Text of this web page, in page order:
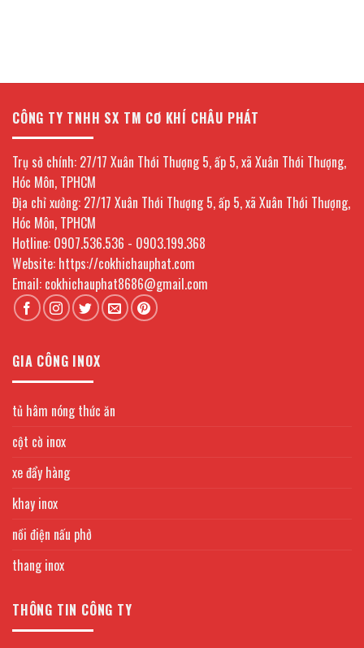
CÔNG TY TNHH SX TM CƠ KHÍ CHÂU PHÁT
Trụ sở chính: 27/17 Xuân Thới Thượng 5, ấp 5, xã Xuân Thới Thượng,
Hóc Môn, TPHCM
Địa chỉ xưởng: 27/17 Xuân Thới Thượng 5, ấp 5, xã Xuân Thới Thượng,
Hóc Môn, TPHCM
Hotline: 0907.536.536 - 0903.199.368
Website: https://cokhichauphat.com
Email: cokhichauphat8686@gmail.com
GIA CÔNG INOX
tủ hâm nóng thức ăn
cột cờ inox
xe đẩy hàng
khay inox
nồi điện nấu phở
thang inox
THÔNG TIN CÔNG TY